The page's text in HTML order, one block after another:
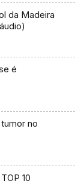
da Madeira
é
no
10